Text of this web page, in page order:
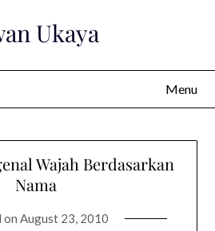
Ukaya
Menu
Wajah Berdasarkan
Nama
on August 23, 2010